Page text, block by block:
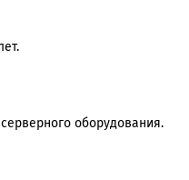
оборудования.